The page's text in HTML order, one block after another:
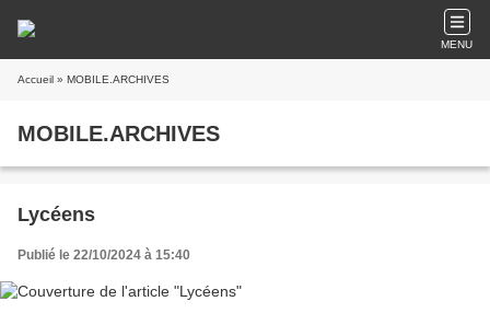
MENU
Accueil » MOBILE.ARCHIVES
MOBILE.ARCHIVES
Lycéens
Publié le 22/10/2024 à 15:40